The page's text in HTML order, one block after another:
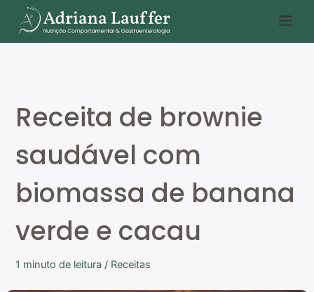
para
o
Receita de brownie
saudável com
biomassa de banana
verde e cacau
1 minuto de leitura / Receitas
e
a